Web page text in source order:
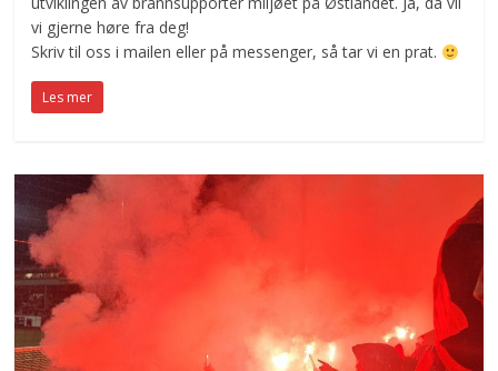
vi gjerne høre fra deg!
Skriv til oss i mailen eller på messenger, så tar vi en prat.
Les mer